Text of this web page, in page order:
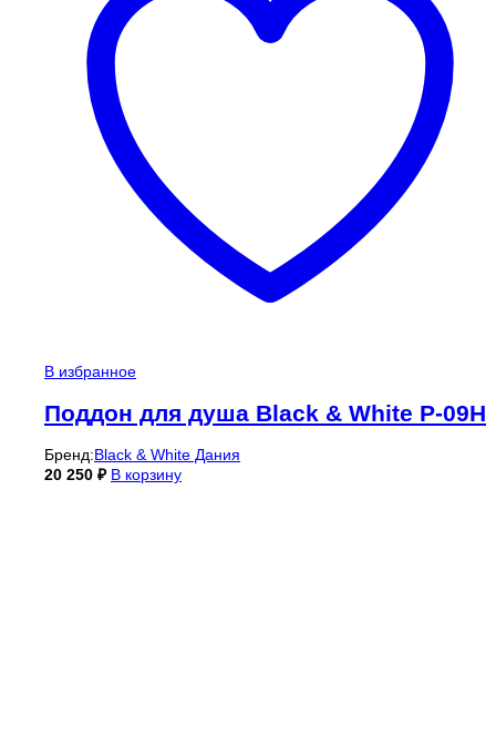
В избранное
Поддон для душа Black & White P-09H
Бренд:Black & White Дания
20 250 ₽ В корзину